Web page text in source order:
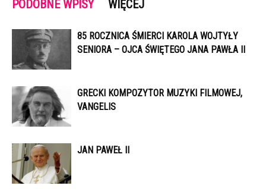
PODOBNE WPISY WIĘCEJ
85 ROCZNICA ŚMIERCI KAROLA WOJTYŁY
SENIORA – OJCA ŚWIĘTEGO JANA PAWŁA II
GRECKI KOMPOZYTOR MUZYKI FILMOWEJ,
VANGELIS
JAN PAWEŁ II